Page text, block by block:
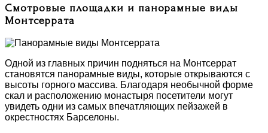
Смотровые площадки и панорамные виды
Монтсеррата
Одной из главных причин подняться на Монтсеррат
становятся панорамные виды, которые открываются с
высоты горного массива. Благодаря необычной форме
скал и расположению монастыря посетители могут
увидеть одни из самых впечатляющих пейзажей в
окрестностях Барселоны.